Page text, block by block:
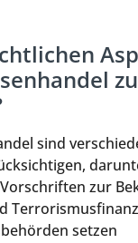
zu
sind
zur
setzen